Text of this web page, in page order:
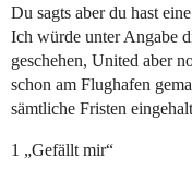
Du sagts aber du hast
Ich würde unter Angabe
geschehen, United aber
schon am Flughafen
sämtliche Fristen
1 „Gefällt mir“